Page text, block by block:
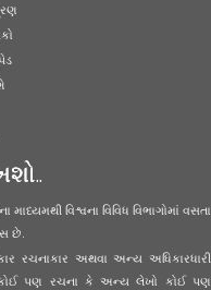
વિશ્વના વિવિધ વિભાગોમાં વસતા
છે.
રચનાકાર અથવા અન્ય અધિકારધારી
કોઈ પણ રચના કે અન્ય લેખો કોઈ પણ